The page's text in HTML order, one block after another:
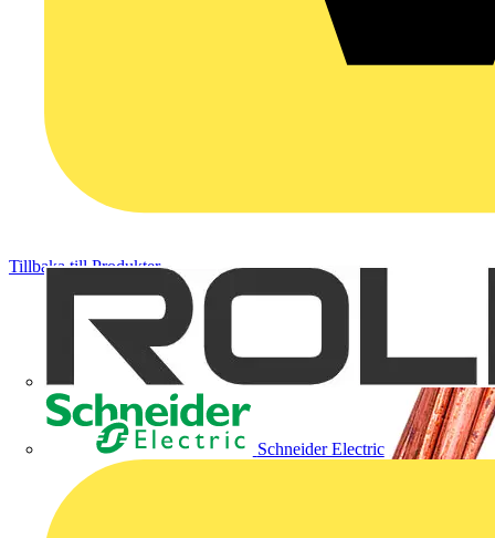
Schneider Electric
Tillbaka till Produkter